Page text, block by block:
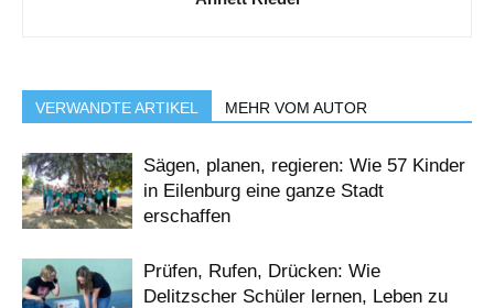
VERWANDTE ARTIKEL MEHR VOM AUTOR
Sägen, planen, regieren: Wie 57 Kinder
in Eilenburg eine ganze Stadt
erschaffen
Prüfen, Rufen, Drücken: Wie
Delitzscher Schüler lernen, Leben zu